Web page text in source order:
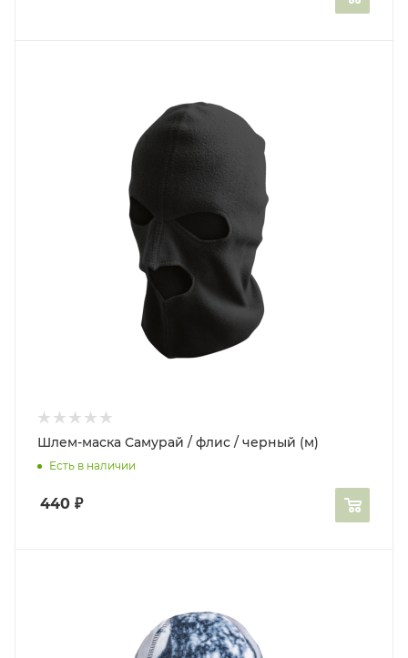
Шлем-маска Самурай / флис / черный (м)
Есть в наличии
440 ₽